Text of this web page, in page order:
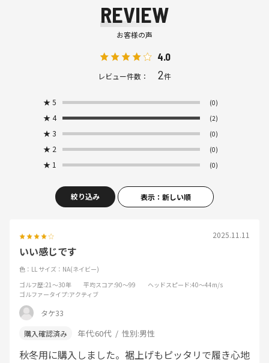
REVIEW
お客様の声
4.0
レビュー件数： 2件
★ 5 (0)
★ 4 (2)
★ 3 (0)
★ 2 (0)
★ 1 (0)
絞り込み 表示：新しい順
2025.11.11
いい感じです
色：LL サイズ：NA(ネイビー)
ゴルフ歴:21～30年 平均スコア:90～99 ヘッドスピード:40～44m/s
ゴルファータイプ:アクティブ
タケ33
年代:60代 性別:男性
秋冬用に購入しました。裾上げもピッタリで履き心地